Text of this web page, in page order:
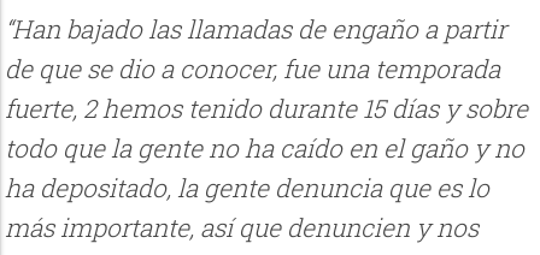
“Han bajado las llamadas de engaño a partir
de que se dio a conocer, fue una temporada
fuerte, 2 hemos tenido durante 15 días y sobre
todo que la gente no ha caído en el gaño y no
ha depositado, la gente denuncia que es lo
más importante, así que denuncien y nos